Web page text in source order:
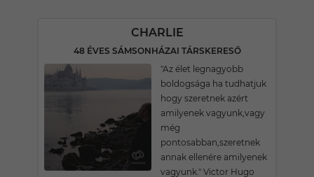
CHARLIE
48 ÉVES SÁMSONHÁZAI TÁRSKERESŐ
"Az élet legnagyobb
boldogsága ha tudhatjuk
hogy szeretnek azért
amilyenek vagyunk,vagy
még
pontosabban,szeretnek
annak ellenére amilyenek
vagyunk." Victor Hugo